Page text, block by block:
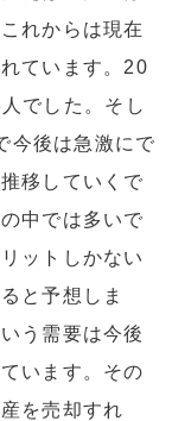
れからは現在
ています。20
でした。そし
今後は急激にで
移していくで
中では多いで
ットしかない
と予想しま
う需要は今後
います。その
を売却すれ